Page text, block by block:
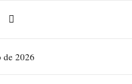
de 2026